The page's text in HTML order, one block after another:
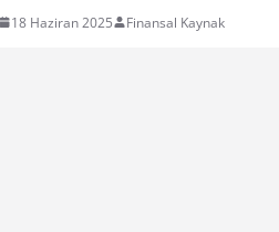
18 Haziran 2025 Finansal Kaynak